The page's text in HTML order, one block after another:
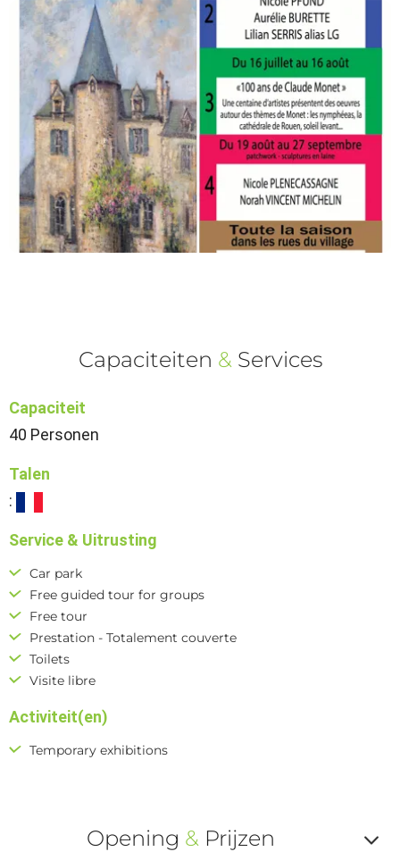
Capaciteiten &Services
Capaciteit
40 Personen
Talen
:
Service & Uitrusting
Car park
Free guided tour for groups
Free tour
Prestation - Totalement couverte
Toilets
Visite libre
Activiteit(en)
Temporary exhibitions
Opening &Prijzen